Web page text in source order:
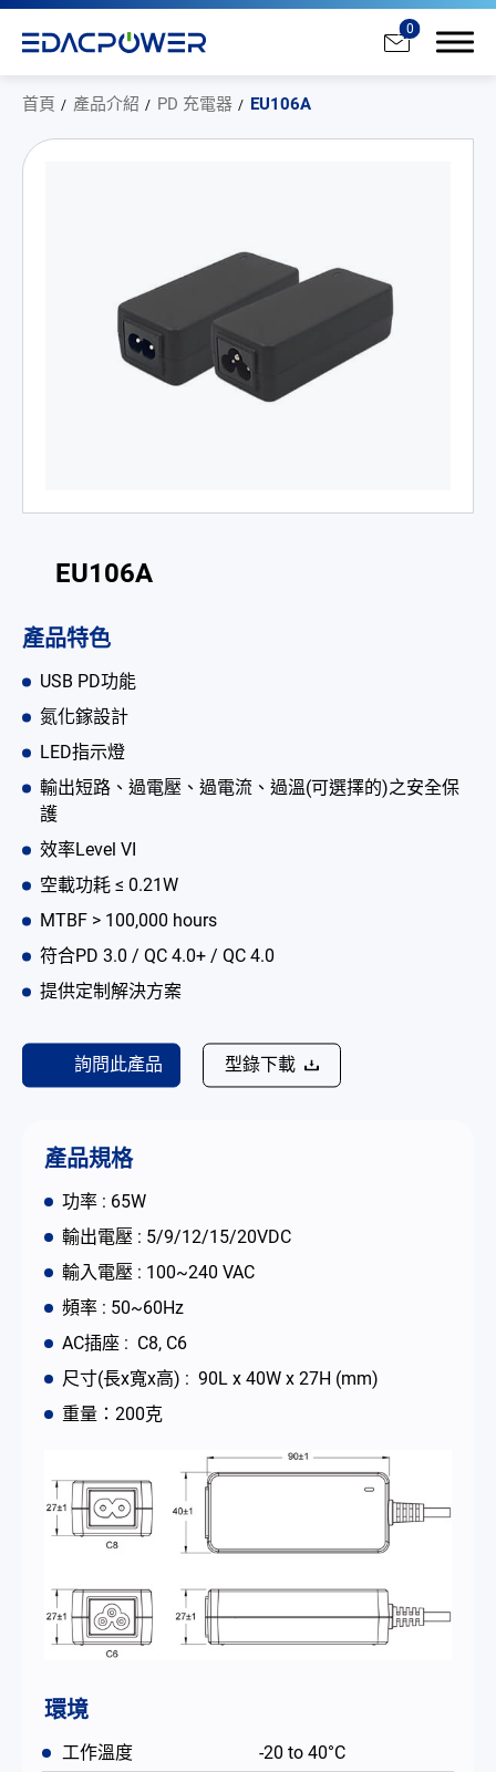
0
首頁 產品介紹 PD 充電器 EU106A
EU106A
產品特色
USB PD功能
氮化鎵設計
LED指示燈
輸出短路、過電壓、過電流、過溫(可選擇的)之安全保
護
效率Level VI
空載功耗 ≤ 0.21W
MTBF > 100,000 hours
符合PD 3.0 / QC 4.0+ / QC 4.0
提供定制解決方案
詢問此產品 型錄下載
產品規格
功率 : 65W
輸出電壓 : 5/9/12/15/20VDC
輸入電壓 : 100~240 VAC
頻率 : 50~60Hz
AC插座 : C8, C6
尺寸(長x寬x高) : 90L x 40W x 27H (mm)
重量：200克
環境
工作溫度
-20 to 40°C
AC/DC 電源適配器
AC/DC 醫療電源供應器
電池適配充電器
開放式電源供應器
CRPS 電源供應器
解决方案
為何選擇翌勝
最新消息
公司簡介
型錄
简体中文 English